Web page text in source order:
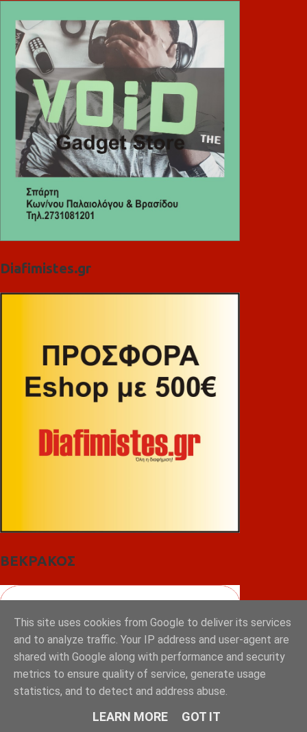
Diafimistes.gr
ΒΕΚΡΑΚΟΣ
This site uses cookies from Google to deliver its services
and to analyze traffic. Your IP address and user-agent are
shared with Google along with performance and security
metrics to ensure quality of service, generate usage
statistics, and to detect and address abuse.
LEARN MORE GOT IT